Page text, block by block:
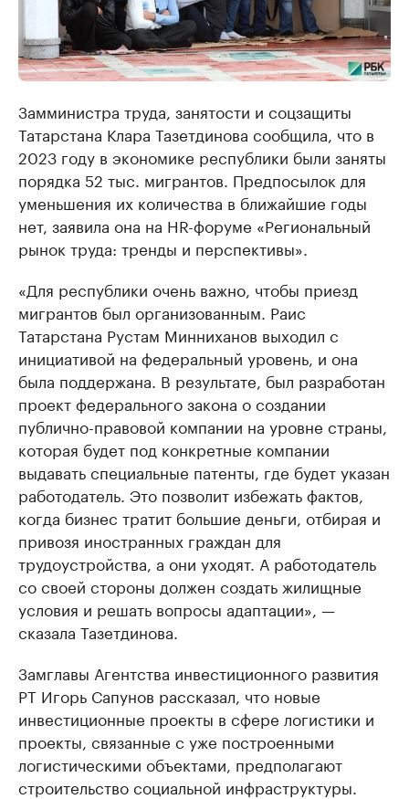
Замминистра труда, занятости и соцзащиты
Татарстана Клара Тазетдинова сообщила, что в
2023 году в экономике республики были заняты
порядка 52 тыс. мигрантов. Предпосылок для
уменьшения их количества в ближайшие годы
нет, заявила она на HR-форуме «Региональный
рынок труда: тренды и перспективы».
«Для республики очень важно, чтобы приезд
мигрантов был организованным. Раис
Татарстана Рустам Минниханов выходил с
инициативой на федеральный уровень, и она
была поддержана. В результате, был разработан
проект федерального закона о создании
публично-правовой компании на уровне страны,
которая будет под конкретные компании
выдавать специальные патенты, где будет указан
работодатель. Это позволит избежать фактов,
когда бизнес тратит большие деньги, отбирая и
привозя иностранных граждан для
трудоустройства, а они уходят. А работодатель
со своей стороны должен создать жилищные
условия и решать вопросы адаптации», —
сказала Тазетдинова.
Замглавы Агентства инвестиционного развития
РТ Игорь Сапунов рассказал, что новые
инвестиционные проекты в сфере логистики и
проекты, связанные с уже построенными
логистическими объектами, предполагают
строительство социальной инфраструктуры.